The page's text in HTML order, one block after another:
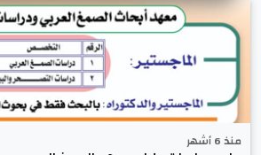
منذ 6 أشهر